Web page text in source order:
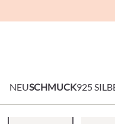
NEUSCHMUCK925